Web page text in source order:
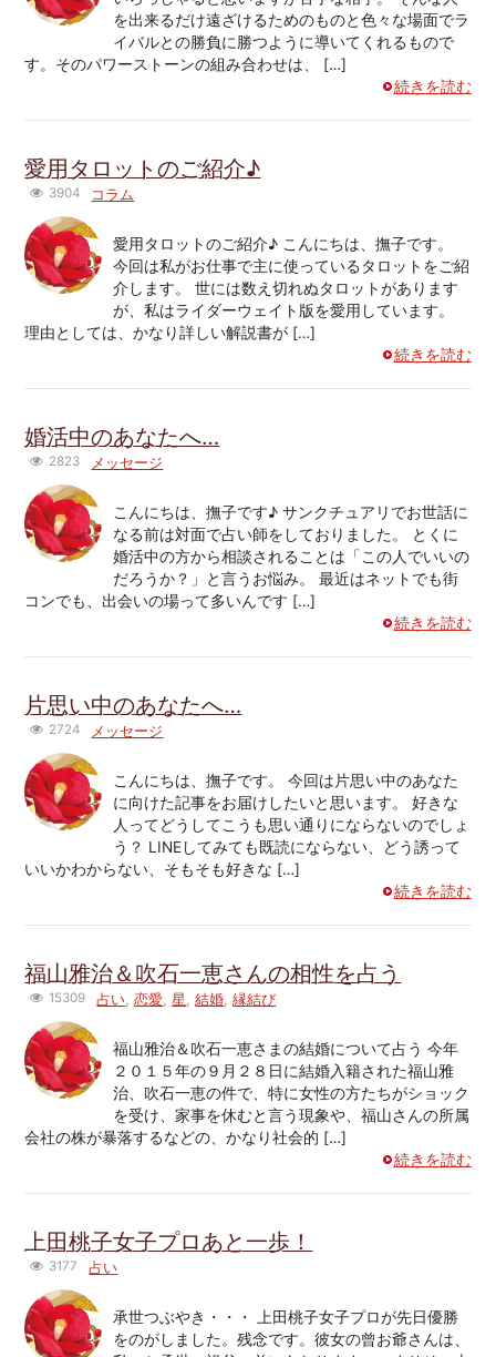
を出来るだけ遠ざけるためのものと色々な場面でラ
イバルとの勝負に勝つように導いてくれるもので
す。そのパワーストーンの組み合わせは、 […]
続きを読む
愛用タロットのご紹介♪
3904 コラム
愛用タロットのご紹介♪ こんにちは、撫子です。
今回は私がお仕事で主に使っているタロットをご紹
介します。 世には数え切れぬタロットがあります
が、私はライダーウェイト版を愛用しています。
理由としては、かなり詳しい解説書が […]
続きを読む
婚活中のあなたへ…
2823 メッセージ
こんにちは、撫子です♪ サンクチュアリでお世話に
なる前は対面で占い師をしておりました。 とくに
婚活中の方から相談されることは「この人でいいの
だろうか？」と言うお悩み。 最近はネットでも街
コンでも、出会いの場って多いんです […]
続きを読む
片思い中のあなたへ…
2724 メッセージ
こんにちは、撫子です。 今回は片思い中のあなた
に向けた記事をお届けしたいと思います。 好きな
人ってどうしてこうも思い通りにならないのでしょ
う？ LINEしてみても既読にならない、どう誘って
いいかわからない、そもそも好きな […]
続きを読む
福山雅治＆吹石一恵さんの相性を占う
15309 占い ,恋愛 ,星 ,結婚 ,縁結び
福山雅治＆吹石一恵さまの結婚について占う 今年
２０１５年の９月２８日に結婚入籍された福山雅
治、吹石一恵の件で、特に女性の方たちがショック
を受け、家事を休むと言う現象や、福山さんの所属
会社の株が暴落するなどの、かなり社会的 […]
続きを読む
上田桃子女子プロあと一歩！
3177 占い
承世つぶやき・・・ 上田桃子女子プロが先日優勝
をのがしました。残念です。彼女の曾お爺さんは、